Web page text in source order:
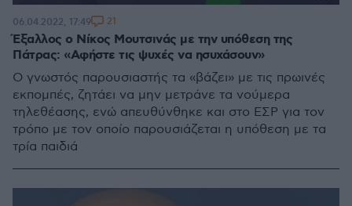
Έξαλλος ο Νίκος Μουτσινάς με την υπόθεση της
Πάτρας: «Αφήστε τις ψυχές να ησυχάσουν»
Ο γνωστός παρουσιαστής τα «βάζει» με τις πρωινές
εκπομπές, ζητάει να μην μετράνε τα νούμερα
τηλεθέασης, ενώ απευθύνθηκε και στο ΕΣΡ για τον
τρόπο με τον οποίο παρουσιάζεται η υπόθεση με τα
τρία παιδιά
06.04.2022, 17:49 21